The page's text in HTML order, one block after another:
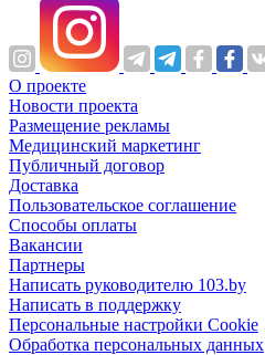
О проекте
Новости проекта
Размещение рекламы
Медицинский маркетинг
Публичный договор
Доставка
Пользовательское соглашение
Способы оплаты
Вакансии
Партнеры
Написать руководителю 103.by
Написать в поддержку
Персональные настройки Cookie
Обработка персональных данных